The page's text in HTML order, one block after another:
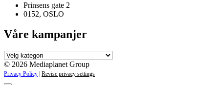
Prinsens gate 2
0152, OSLO
Våre kampanjer
Våre
kampanjer
© 2026 Mediaplanet Group
Privacy Policy Revise privacy settings